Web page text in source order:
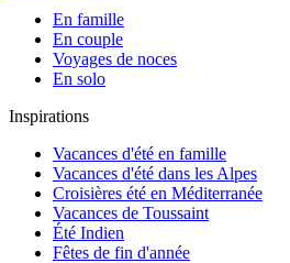
En famille
En couple
Voyages de noces
En solo
Inspirations
Vacances d'été en famille
Vacances d'été dans les Alpes
Croisières été en Méditerranée
Vacances de Toussaint
Été Indien
Fêtes de fin d'année